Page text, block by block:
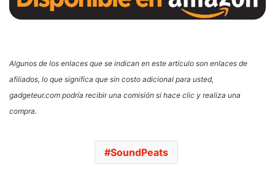
Algunos de los enlaces que se indican en este artículo son enlaces de
afiliados, lo que significa que sin costo adicional para usted,
gadgeteur.com podría recibir una comisión si hace clic y realiza una
compra.
SoundPeats